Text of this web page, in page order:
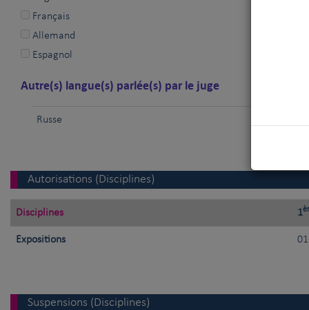
Français
Allemand
Espagnol
Autre(s) langue(s) parlée(s) par le juge
Russe
Autorisations (Disciplines)
Disciplines 1
Expositions
Suspensions (Disciplines)